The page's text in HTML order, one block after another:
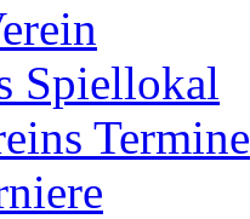
Spiellokal
Termine